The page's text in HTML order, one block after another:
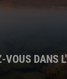
VOUS DANS